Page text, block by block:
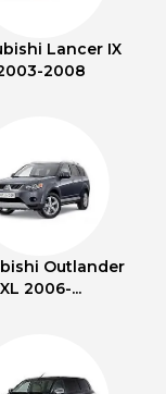
Lancer IX
2008
Outlander
XL 2006-...